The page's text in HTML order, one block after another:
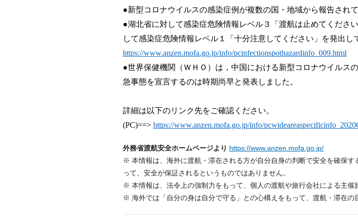
●新型コロナウイルスの感染症例が複数の国・地域から報告されて
●湖北省に対して感染症危険情報レベル３「渡航は止めてくださ
して感染症危険情報レベル１「十分注意してください」を発出し
https://www.anzen.mofa.go.jp/info/pcinfectionspothazardinfo_009.html
●世界保健機関（ＷＨＯ）は，中国における新型コロナウイルス
急事態を宣言するのは時期尚早と発表しました。
詳細は以下のリンク先をご確認ください。
(PC)==> https://www.anzen.mofa.go.jp/info/
外務省渡航安全ホームページより https://www.anzen.mofa.go.jp/
※ 本情報は、海外に渡航・滞在される方が自分自身の判断で安全を確保
って、安全が保証されるというものではありません。
※ 本情報は、法令上の強制力をもって、個人の渡航や旅行会社による主催
※ 海外では「自分の身は自分で守る」との心構えをもって、渡航・滞在の